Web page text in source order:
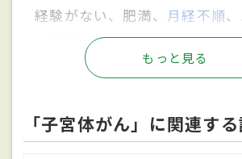
経験がない、肥満、 月経不順
ン製剤を服用している、などが
とされる。また、子宮の内膜が
増殖症」を発症している場合
に進行するおそれがあること
もっと見る
「子宮体がん」に関連す